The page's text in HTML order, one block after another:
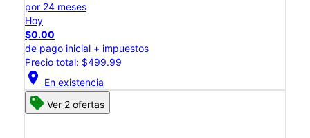
por 24 meses
Hoy
$0.00
de pago inicial + impuestos
Precio total: $499.99
location_on En existencia
Ver 2 ofertas